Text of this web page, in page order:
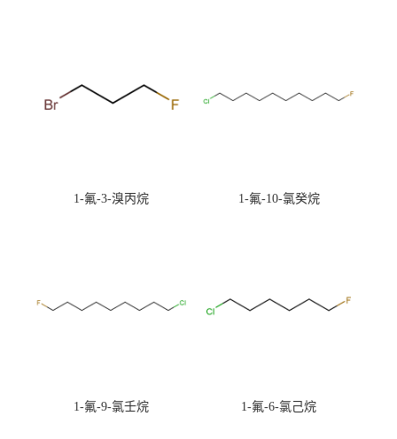
1-氟-3-溴丙烷 1-氟-10-氯癸烷
1-氟-9-氯壬烷 1-氟-6-氯己烷